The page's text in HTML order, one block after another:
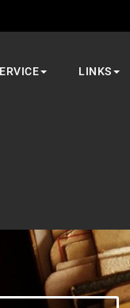
LINKS